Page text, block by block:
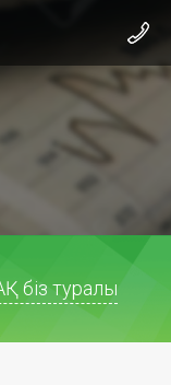
біз туралы